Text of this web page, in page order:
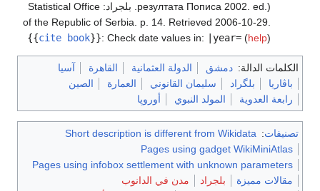
резултата Пописа 2002. ed.). بلجراد: Statistical Office
of the Republic of Serbia. p. 14. Retrieved2006-10-29.
{{cite book}}:Check date values in: |year= (help)
الكلمات الدالة: دمشق الدولة العثمانية القاهرة
آسيا
باڤاريا
بلگراد سليمان القانوني العمارة
الصين
رابعة العدوية
المولد النبوي أوروپا
تصنيفات:
Short description is different from Wikidata
Pages using gadget WikiMiniAtlas
Pages using infobox settlement with unknown parameters
مقالات مميزة
بلجراد
مدن في الدانوب